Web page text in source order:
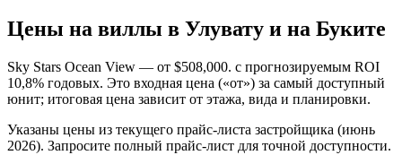
Цены на виллы в Улувату и на Буките
Sky Stars Ocean View — от $508,000. с прогнозируемым ROI
10,8% годовых. Это входная цена («от») за самый доступный
юнит; итоговая цена зависит от этажа, вида и планировки.
Указаны цены из текущего прайс-листа застройщика (июнь
2026). Запросите полный прайс-лист для точной доступности.